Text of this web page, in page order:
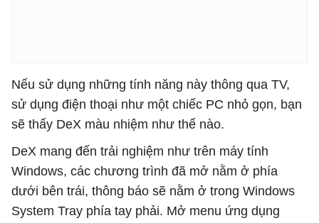
Nếu sử dụng những tính năng này thông qua TV,
sử dụng điện thoại như một chiếc PC nhỏ gọn, bạn
sẽ thấy DeX màu nhiệm như thế nào.
DeX mang đến trải nghiệm như trên máy tính
Windows, các chương trình đã mở nằm ở phía
dưới bên trái, thông báo sẽ nằm ở trong Windows
System Tray phía tay phải. Mở menu ứng dụng